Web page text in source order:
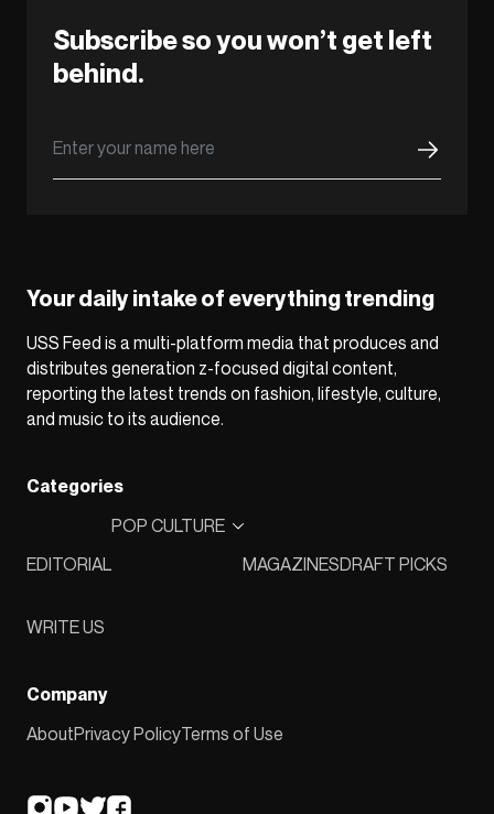
Subscribe so you won’t get left
behind.
Your daily intake of everything trending
USS Feed is a multi-platform media that produces and
distributes generation z-focused digital content,
reporting the latest trends on fashion, lifestyle, culture,
and music to its audience.
Categories
EDITORIAL
POP CULTURE
MAGAZINESDRAFT PICKS
WRITE US
Company
AboutPrivacy PolicyTerms of Use